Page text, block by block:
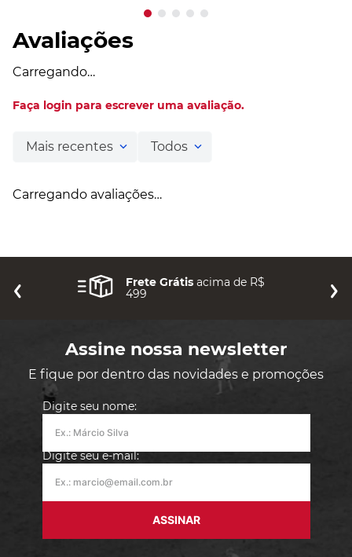
Avaliações
Carregando…
Faça login para escrever uma avaliação.
Mais recentes Todos
Carregando avaliações…
Frete Grátis acima de R$
499
Assine nossa newsletter
E fique por dentro das novidades e promoções
Digite seu nome:
Digite seu e-mail:
ASSINAR